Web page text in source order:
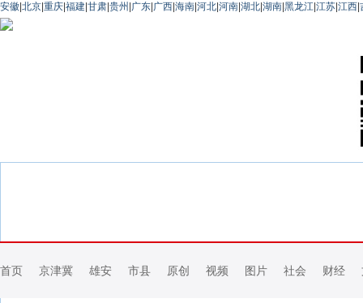
安徽 北京 重庆 福建 甘肃 贵州 广东 广西 海南 河北 河南 湖北 湖南 黑龙江 江苏 江西
首页 京津冀 雄安 市县 原创 视频 图片 社会 财经